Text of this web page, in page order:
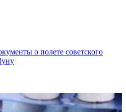
о полете советского